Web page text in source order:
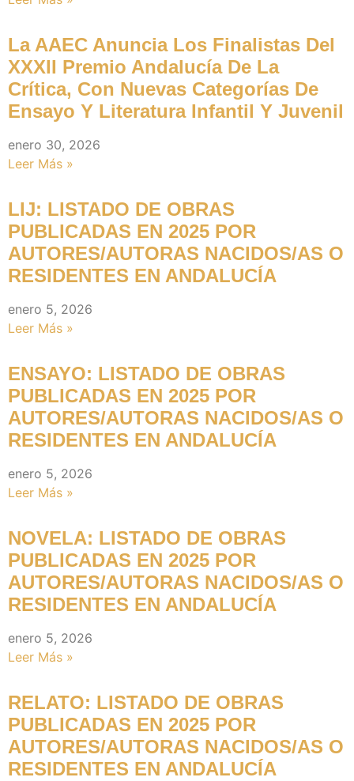
La AAEC Anuncia Los Finalistas Del
XXXII Premio Andalucía De La
Crítica, Con Nuevas Categorías De
Ensayo Y Literatura Infantil Y Juvenil
enero 30, 2026
Leer Más »
LIJ: LISTADO DE OBRAS
PUBLICADAS EN 2025 POR
AUTORES/AUTORAS NACIDOS/AS O
RESIDENTES EN ANDALUCÍA
enero 5, 2026
Leer Más »
ENSAYO: LISTADO DE OBRAS
PUBLICADAS EN 2025 POR
AUTORES/AUTORAS NACIDOS/AS O
RESIDENTES EN ANDALUCÍA
enero 5, 2026
Leer Más »
NOVELA: LISTADO DE OBRAS
PUBLICADAS EN 2025 POR
AUTORES/AUTORAS NACIDOS/AS O
RESIDENTES EN ANDALUCÍA
enero 5, 2026
Leer Más »
RELATO: LISTADO DE OBRAS
PUBLICADAS EN 2025 POR
AUTORES/AUTORAS NACIDOS/AS O
RESIDENTES EN ANDALUCÍA